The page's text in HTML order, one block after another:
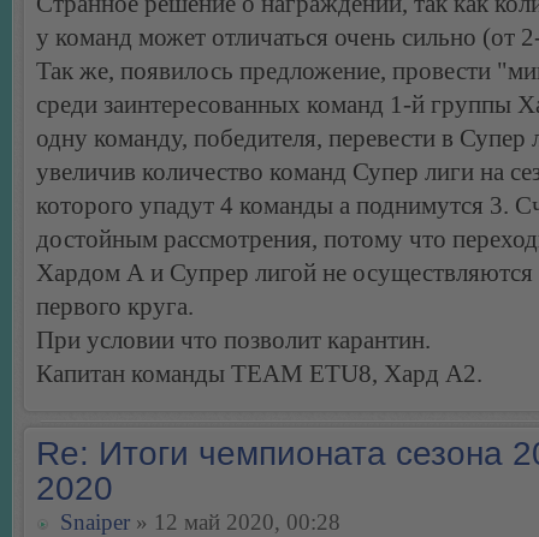
у команд может отличаться очень сильно (от
Так же, появилось предложение, провести
среди заинтересованных команд 1-й группы
одну команду, победителя, перевести в Супер
увеличив количество команд Супер лиги на
которого упадут 4 команды а поднимутся 3.
достойным рассмотрения, потому что
Хардом А и Супрер лигой не осуществляются
первого круга.
При условии что позволит карантин.
Капитан команды TEAM ETU8, Хард А2.
Re: Итоги чемпионата сезона
2020
Snaiper » 12 май 2020, 00:28